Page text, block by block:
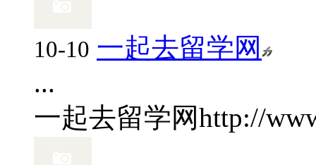
10-10 一起去留学网
...
一起去留学网http://